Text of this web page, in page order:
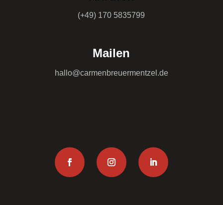
(+49) 170 5835799
Mailen
hallo@carmenbreuermentzel.de